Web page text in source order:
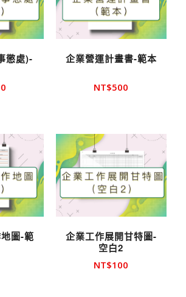
懲處)-
企業營運計畫書-範本
NT$500
圖-範
企業工作展開甘特圖-
空白2
NT$100